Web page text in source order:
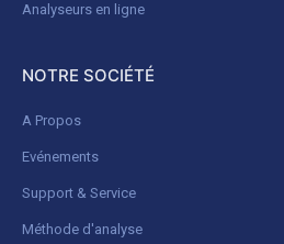
Analyseurs en ligne
NOTRE SOCIÉTÉ
A Propos
Evénements
Support & Service
Méthode d'analyse